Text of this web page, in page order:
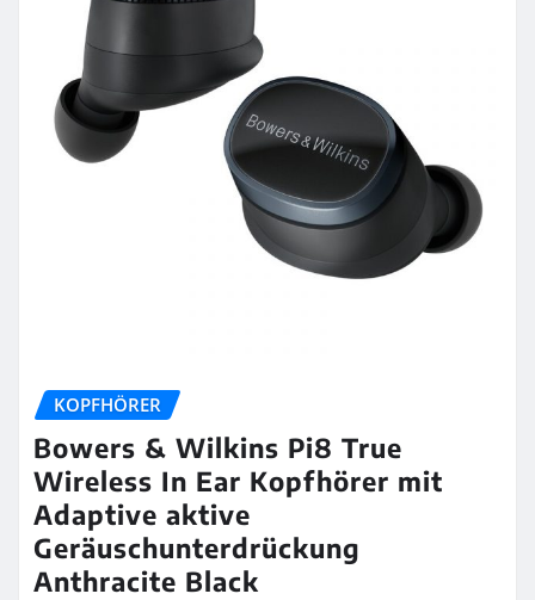
KOPFHÖRER
Bowers & Wilkins Pi8 True
Wireless In Ear Kopfhörer mit
Adaptive aktive
Geräuschunterdrückung
Anthracite Black